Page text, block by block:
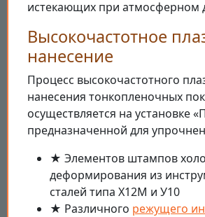
истекающих при атмосферном
Высокочастотное
нанесение
Процесс высокочастотного
нанесения тонкопленочных
осуществляется на установке
предназначенной для
★ Элементов штампов
деформирования из
сталей типа Х12М и У10
★ Различного режущего